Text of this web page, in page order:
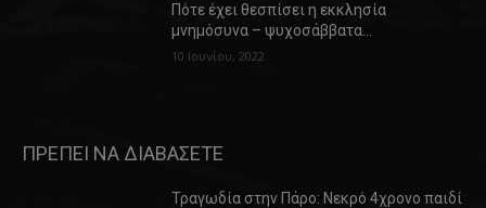
Πότε έχει θεσπίσει η εκκλησία
μνημόσυνα – ψυχοσάββατα…
10 Ιουνίου, 2022
ΠΡΕΠΕΙ ΝΑ ΔΙΑΒΑΣΕΤΕ
Τραγωδία στην Πάρο: Νεκρό 4χρονο παιδί